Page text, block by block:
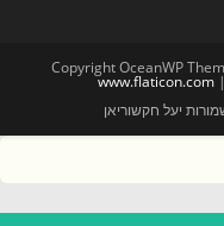
Copyright OceanWP
www.flaticon.com
יעל חקשוריאן